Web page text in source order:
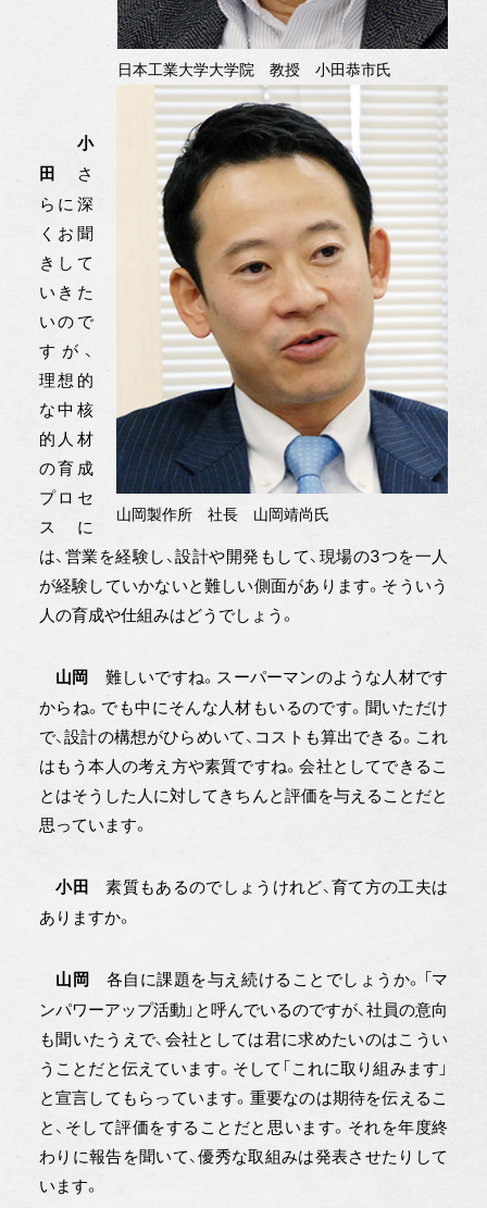
日本工業大学大学院 教授 小田恭市氏
山岡製作所 社長 山岡靖尚氏
小
田
さ
らに深
くお聞
きして
いきた
いので
すが、
理想的
な中核
的人材
の育成
プロセ
スに
は、営業を経験し、設計や開発もして、現場の3つを一人
が経験していかないと難しい側面があります。そういう
人の育成や仕組みはどうでしょう。
山岡 難しいですね。スーパーマンのような人材です
からね。でも中にそんな人材もいるのです。聞いただけ
で、設計の構想がひらめいて、コストも算出できる。これ
はもう本人の考え方や素質ですね。会社としてできるこ
とはそうした人に対してきちんと評価を与えることだと
思っています。
小田
素質もあるのでしょうけれど、育て方の工夫は
ありますか。
山岡
各自に課題を与え続けることでしょうか。「マ
ンパワーアップ活動」と呼んでいるのですが、社員の意向
も聞いたうえで、会社としては君に求めたいのはこうい
うことだと伝えています。そして「これに取り組みます」
と宣言してもらっています。重要なのは期待を伝えるこ
と、そして評価をすることだと思います。それを年度終
わりに報告を聞いて、優秀な取組みは発表させたりして
います。